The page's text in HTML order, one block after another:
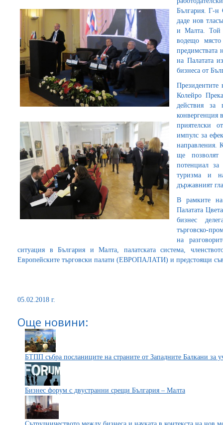
България. Г-н
даде нов
и Малта. Той
водещо
предимствата
на Палатата
бизнеса от
Колейро
действия за
конвергенция
приятелски
импулс за
направления.
ще позволят
потенциал за
туризма и
държавният
В рамките на
Палатата
бизнес
търговско-
на
ситуация в България и Малта, палатската система,
Европейските търговски палати (ЕВРОПАЛАТИ) и предстоящи
05.02.2018 г.
Още новини:
БТПП събра посланиците на страните от Западните Балкани за
Бизнес форум с двустранни срещи България – Малта